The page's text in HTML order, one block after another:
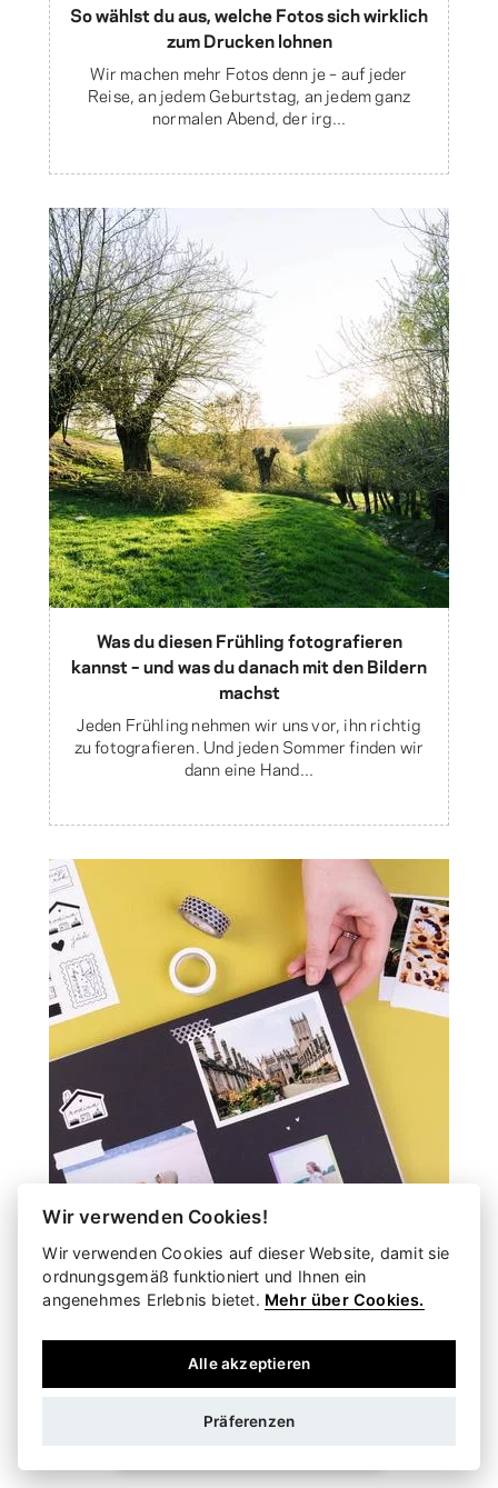
So wählst du aus, welche Fotos sich wirklich
zum Drucken lohnen
Wir machen mehr Fotos denn je – auf jeder
Reise, an jedem Geburtstag, an jedem ganz
normalen Abend, der irg...
Was du diesen Frühling fotografieren
kannst – und was du danach mit den Bildern
machst
Jeden Frühling nehmen wir uns vor, ihn richtig
zu fotografieren. Und jeden Sommer finden wir
dann eine Hand...
Scrapbooking: Erwecke deine
Erinnerungen zum Leben
Album zu kleben. Es ist eine Art, deinen
Erinnerungen Leben einz...
Wir verwenden Cookies!
Wir verwenden Cookies auf dieser Website, damit sie
ordnungsgemäß funktioniert und Ihnen ein
angenehmes Erlebnis bietet. Mehr über Cookies.
Alle akzeptieren
Präferenzen